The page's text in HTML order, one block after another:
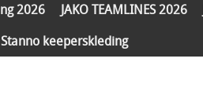
2026 JAKO TEAMLINES 2026
Stanno keeperskleding